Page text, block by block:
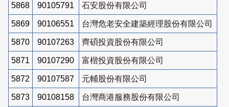
5868 90105791 石安股份有限公司
5869 90106551 台灣危老安全建築經理股份有限公司
5870 90107263 齊碩投資股份有限公司
5871 90107290 富楷投資股份有限公司
5872 90107587 元輔股份有限公司
5873 90108158 台灣商港服務股份有限公司